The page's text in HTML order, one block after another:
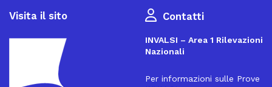
Visita il sito Contatti
INVALSI – Area 1 Rilevazioni
Nazionali
Per informazioni sulle Prove